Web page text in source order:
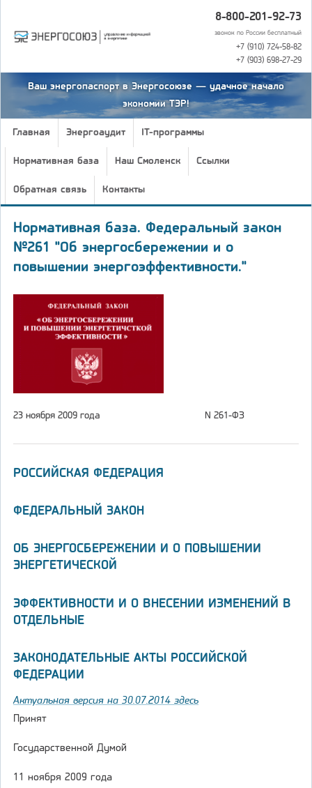
8-800-201-92-73
звонок по России бесплатный
+7 (910) 724-58-82
+7 (903) 698-27-29
Ваш энергопаспорт в Энергосоюзе — удачное начало
экономии ТЭР!
Главная Энергоаудит IT-программы
Нормативная база Наш Смоленск Ссылки
Обратная связь Контакты
Нормативная база. Федеральный закон
№261 "Об энергосбережении и о
повышении энергоэффективности."
23 ноября 2009 года N 261-ФЗ
РОССИЙСКАЯ ФЕДЕРАЦИЯ
ФЕДЕРАЛЬНЫЙ ЗАКОН
ОБ ЭНЕРГОСБЕРЕЖЕНИИ И О ПОВЫШЕНИИ
ЭНЕРГЕТИЧЕСКОЙ
ЭФФЕКТИВНОСТИ И О ВНЕСЕНИИ ИЗМЕНЕНИЙ В
ОТДЕЛЬНЫЕ
ЗАКОНОДАТЕЛЬНЫЕ АКТЫ РОССИЙСКОЙ
ФЕДЕРАЦИИ
Актуальная версия на 30.07.2014 здесь
Принят
Государственной Думой
11 ноября 2009 года